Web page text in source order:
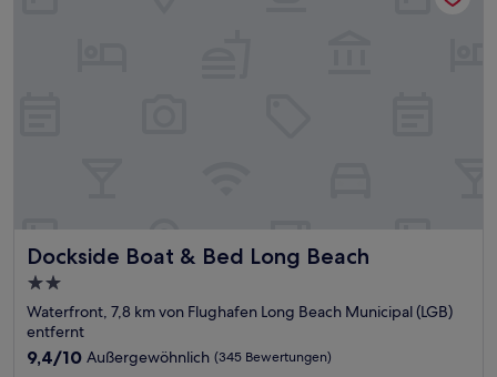
Dockside Boat & Bed Long Beach
Dockside Boat & Bed Long Beach
2.0-
Sterne-
Unterkunft
Waterfront, 7,8 km von Flughafen Long Beach Municipal (LGB)
entfernt
9.4
9,4/10 Außergewöhnlich (345 Bewertungen)